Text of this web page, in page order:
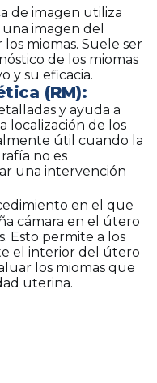
de imagen utiliza
imagen del
miomas. Suele ser
de los miomas
y su eficacia.
(RM):
y ayuda a
localización de los
útil cuando la
no es
una intervención
en el que
cámara en el útero
Esto permite a los
el interior del útero
los miomas que
uterina.